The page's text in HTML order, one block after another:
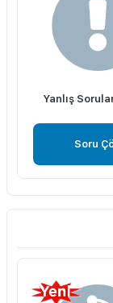
Yanlış
Soru